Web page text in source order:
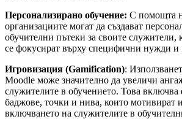
Персонализирано обучение: С помощта
организациите могат да създават
обучителни пътеки за своите служители,
се фокусират върху специфични нужди и
Игровизация (Gamification):
Moodle може значително да увеличи
служителите в обучението. Това включва
баджове, точки и нива, които мотивират
включването на служителите в